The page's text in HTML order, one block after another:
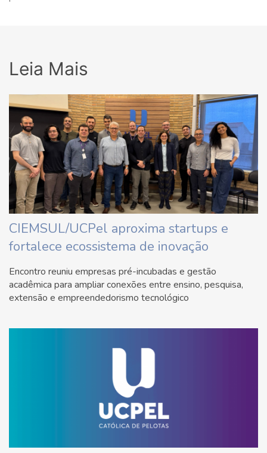
Leia Mais
CIEMSUL/UCPel aproxima startups e
fortalece ecossistema de inovação
Encontro reuniu empresas pré-incubadas e gestão
acadêmica para ampliar conexões entre ensino, pesquisa,
extensão e empreendedorismo tecnológico